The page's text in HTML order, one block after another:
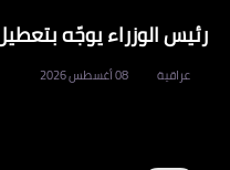
رئيس الوزراء يوجّه
عراقية 08 أغسطس 2026